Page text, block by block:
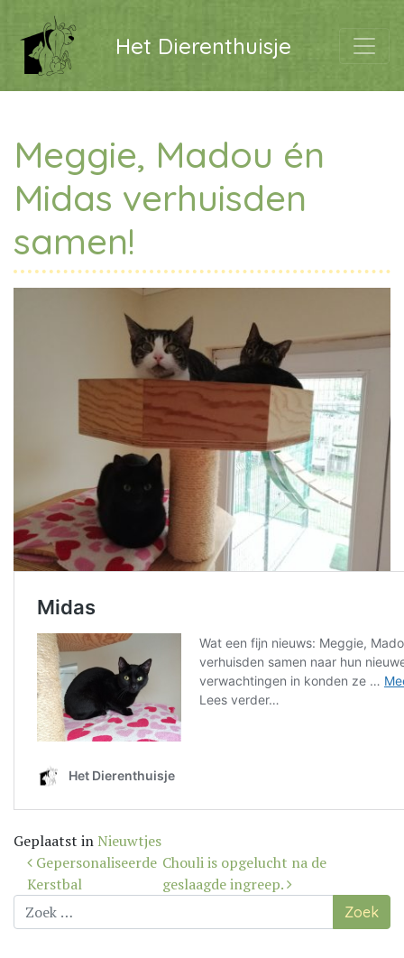
Het Dierenthuisje
Meggie, Madou én
Midas verhuisden
samen!
Geplaatst in Nieuwtjes
Bericht
navigatie
Gepersonaliseerde
Kerstbal
Chouli is opgelucht na de
geslaagde ingreep.
Zoek
naar: